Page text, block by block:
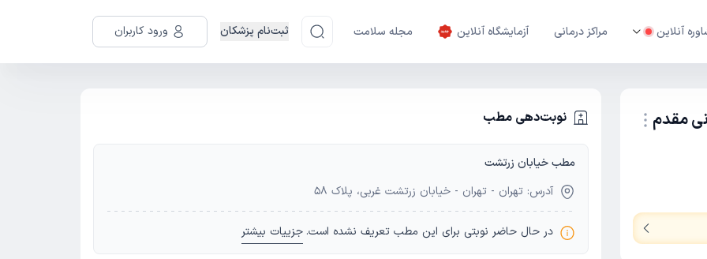
آنلاین مراکز درمانی آزمایشگاه آنلاین مجله سلامت ثبت‌نام پزشکان ورود کاربران
مقدم نوبت‌دهی مطب
مطب خیابان زرتشت
آدرس: تهران - تهران - خیابان زرتشت غربی، پلاک 58
در حال حاضر نوبتی برای این مطب تعریف نشده است. جزییات بیشتر